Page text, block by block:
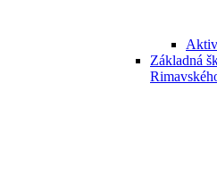
Základná